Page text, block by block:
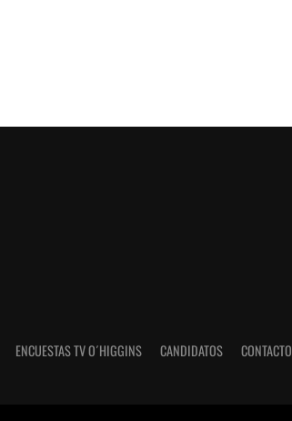
ENCUESTAS TV O´HIGGINS CANDIDATOS CONTACTO